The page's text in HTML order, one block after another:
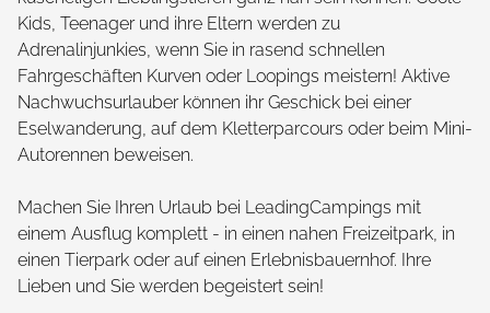
Kids, Teenager und ihre Eltern werden zu
Adrenalinjunkies, wenn Sie in rasend schnellen
Fahrgeschäften Kurven oder Loopings meistern! Aktive
Nachwuchsurlauber können ihr Geschick bei einer
Eselwanderung, auf dem Kletterparcours oder beim Mini-
Autorennen beweisen.
Machen Sie Ihren Urlaub bei LeadingCampings mit
einem Ausflug komplett - in einen nahen Freizeitpark, in
einen Tierpark oder auf einen Erlebnisbauernhof. Ihre
Lieben und Sie werden begeistert sein!